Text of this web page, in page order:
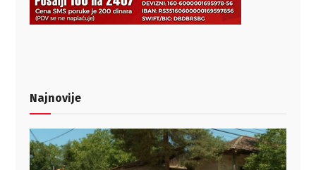
Najnovije